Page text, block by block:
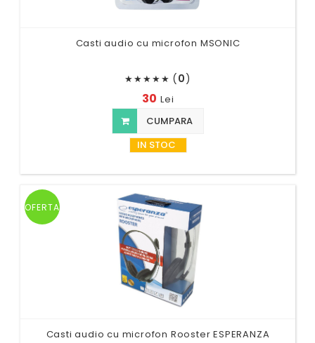
Casti audio cu microfon MSONIC
★★★★★ (0)
30 Lei
CUMPARA
IN STOC
OFERTA
Casti audio cu microfon Rooster ESPERANZA